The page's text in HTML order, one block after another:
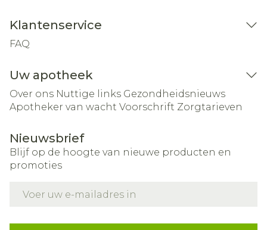
Klantenservice
FAQ
Uw apotheek
Over ons Nuttige links Gezondheidsnieuws
Apotheker van wacht Voorschrift Zorgtarieven
Nieuwsbrief
Blijf op de hoogte van nieuwe producten en
promoties